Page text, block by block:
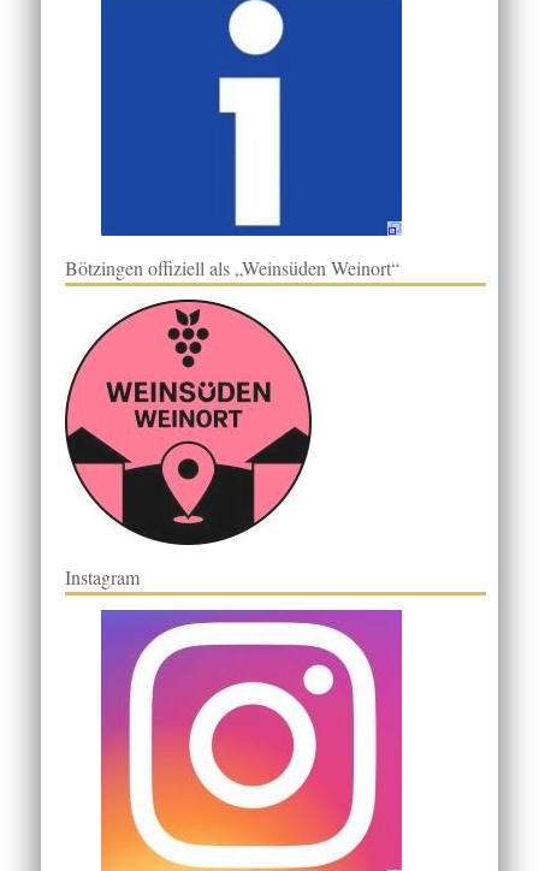
Bötzingen offiziell als „Weinsüden Weinort“
Instagram